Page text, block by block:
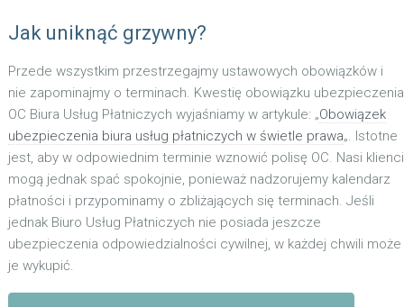
Jak uniknąć grzywny?
Przede wszystkim przestrzegajmy ustawowych obowiązków i
nie zapominajmy o terminach. Kwestię obowiązku ubezpieczenia
OC Biura Usług Płatniczych wyjaśniamy w artykule: „Obowiązek
ubezpieczenia biura usług płatniczych w świetle prawa„. Istotne
jest, aby w odpowiednim terminie wznowić polisę OC. Nasi klienci
mogą jednak spać spokojnie, ponieważ nadzorujemy kalendarz
płatności i przypominamy o zbliżających się terminach. Jeśli
jednak Biuro Usług Płatniczych nie posiada jeszcze
ubezpieczenia odpowiedzialności cywilnej, w każdej chwili może
je wykupić.